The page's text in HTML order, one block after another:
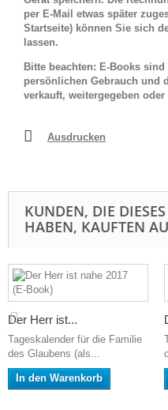
per E-Mail etwas später
Startseite) können Sie sich
lassen.
Bitte beachten: E-Books
persönlichen Gebrauch und
verkauft, weitergegeben
Ausdrucken
KUNDEN, DIE
HABEN, KAUFTEN
Der Herr ist...
Tageskalender für die Familie
des Glaubens (als...
In den Warenkorb